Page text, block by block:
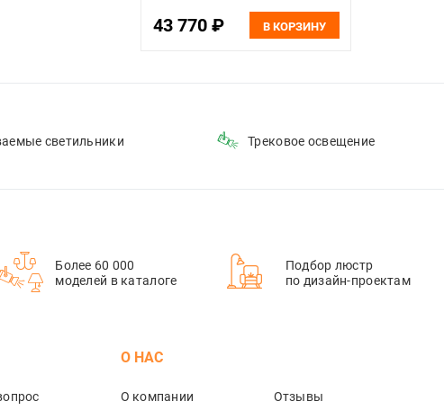
43 770 ₽ В КОРЗИНУ
светильники Трековое освещение
Более 60 000
моделей в каталоге
Подбор люстр
по дизайн-проектам
О НАС
О компании Отзывы